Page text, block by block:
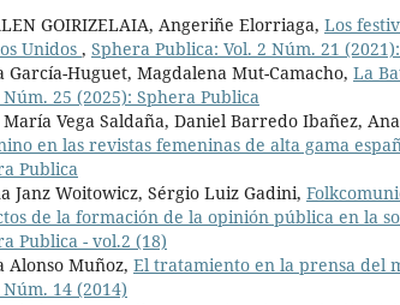
GOIRIZELAIA, Angeriñe Elorriaga, Los
Unidos , Sphera Publica: Vol. 2 Núm. 21
García-Huguet, Magdalena Mut-Camacho, La
Núm. 25 (2025): Sphera Publica
Vega Saldaña, Daniel Barredo Ibañez,
en las revistas femeninas de alta gama
Publica
Janz Woitowicz, Sérgio Luiz Gadini,
de la formación de la opinión pública en la
Publica - vol.2 (18)
Alonso Muñoz, El tratamiento en la prensa del
Núm. 14 (2014)